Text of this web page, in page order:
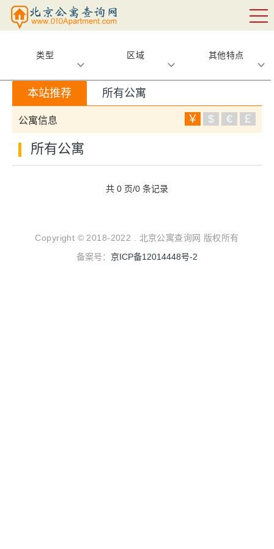
类型 区域 其他特点
本站推荐 所有公寓
公寓信息 ￥ $ € ￡
所有公寓
共 0 页/0 条记录
Copyright © 2018-2022 . 北京公寓查询网 版权所有
备案号： 京ICP备12014448号-2